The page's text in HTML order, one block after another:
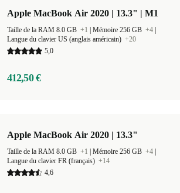
Apple MacBook Air 2020 | 13.3" | M1
Taille de la RAM 8.0 GB +1 Mémoire 256 GB +4
Langue du clavier US (anglais américain) +20
5,0
412,50 €
Apple MacBook Air 2020 | 13.3"
Taille de la RAM 8.0 GB +1 Mémoire 256 GB +4
Langue du clavier FR (français) +14
4,6